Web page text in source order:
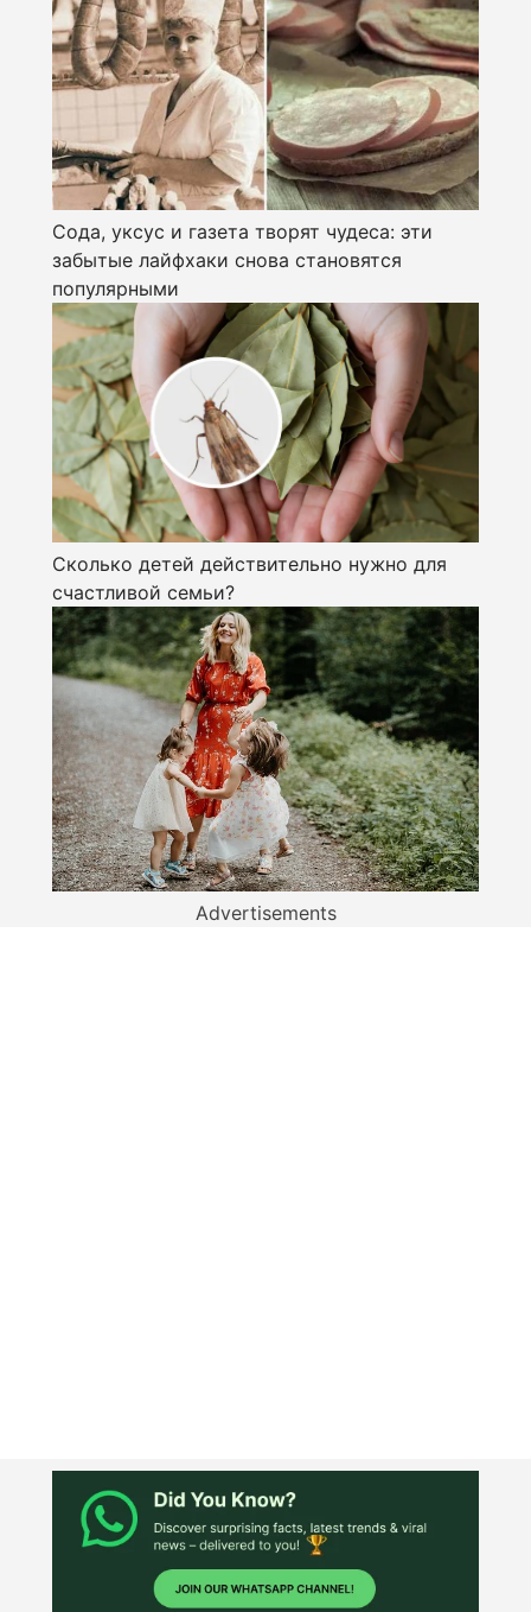
Сода, уксус и газета творят чудеса: эти
забытые лайфхаки снова становятся
популярными
Сколько детей действительно нужно для
счастливой семьи?
Advertisements